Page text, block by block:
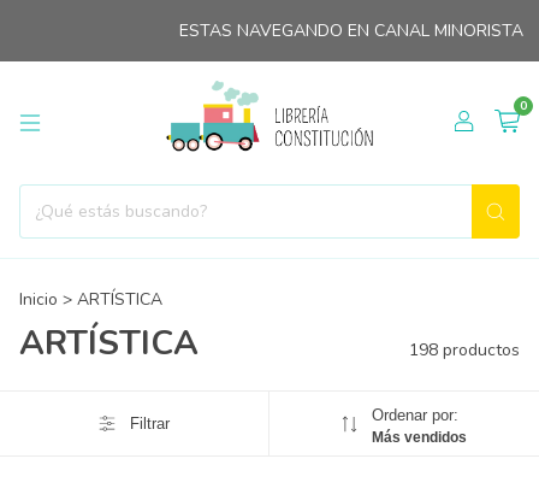
ESTAS NAVEGANDO EN CANAL MINORISTA HASTA
0
Inicio > ARTÍSTICA
ARTÍSTICA 198 productos
Filtrar Ordenar por:
Más vendidos